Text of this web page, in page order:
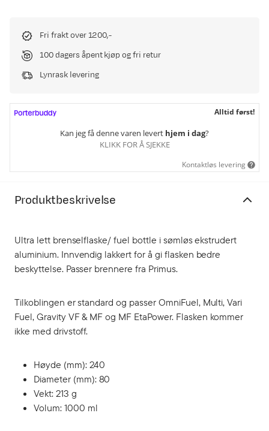
Fri frakt over 1200,-
100 dagers åpent kjøp og fri retur
Lynrask levering
Alltid først!
Kan jeg få denne varen levert hjem i dag?
KLIKK FOR Å SJEKKE
Kontaktløs levering
Produktbeskrivelse
Ultra lett brenselflaske/ fuel bottle i sømløs ekstrudert
aluminium. Innvendig lakkert for å gi flasken bedre
beskyttelse. Passer brennere fra Primus.
Tilkoblingen er standard og passer OmniFuel, Multi, Vari
Fuel, Gravity VF & MF og MF EtaPower. Flasken kommer
ikke med drivstoff.
Høyde (mm): 240
Diameter (mm): 80
Vekt: 213 g
Volum: 1000 ml